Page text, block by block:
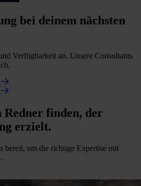
bei deinem nächsten
Verfügbarkeit an. Unsere Consultants
Redner finden, der
erzielt.
bereit, um die richtige Expertise mit